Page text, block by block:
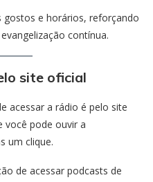
e horários, reforçando
contínua.
site oficial
acessar a rádio é pelo site
você pode ouvir a
um clique.
de acessar podcasts de